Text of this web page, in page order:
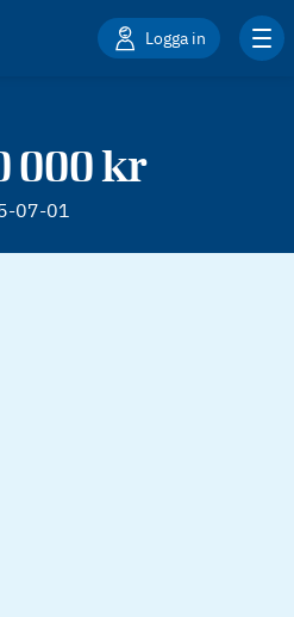
Logga in
000 kr
07-01